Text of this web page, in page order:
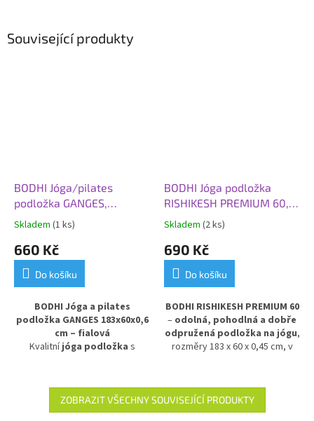
Související produkty
BODHI Jóga/pilates
podložka GANGES,
183x60x0,6 cm, fialová
Skladem (1 ks)
660 Kč
Do košíku
BODHI Jóga a pilates
podložka GANGES 183x60x0,6
cm – fialová
Kvalitníjóga podložka s
cvičeníjógy, pilates i
gymnastiky. Díky tloušťce6
mmposkytuje výborné
BODHI Jóga podložka
RISHIKESH PREMIUM 60,
183x60x0,45 cm, modrá
Skladem (2 ks)
690 Kč
Do košíku
BODHI RISHIKESH PREMIUM 60
– odolná, pohodlná a dobře
odpružená podložka na jógu,
rozměry 183 x 60 x 0,45 cm, v
od chladné podlahya stabilní
oporu při cvičení. Vyrobena z
PVC pro dlouhou životnost a
ZOBRAZIT VŠECHNY SOUVISEJÍCÍ PRODUKTY